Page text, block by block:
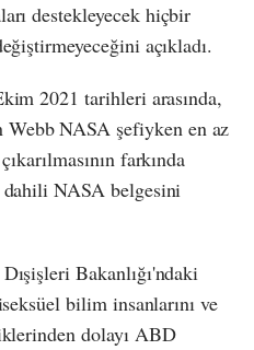
destekleyecek hiçbir
açıkladı.
2021 tarihleri ​​arasında,
NASA şefiyken en az
farkında
NASA belgesini
Bakanlığı'ndaki
bilim insanlarını ve
dolayı ABD